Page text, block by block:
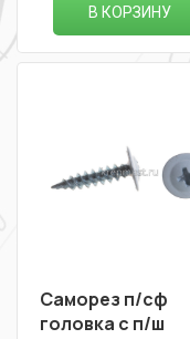
В КОРЗИНУ
Саморез п/сф
головка с п/ш